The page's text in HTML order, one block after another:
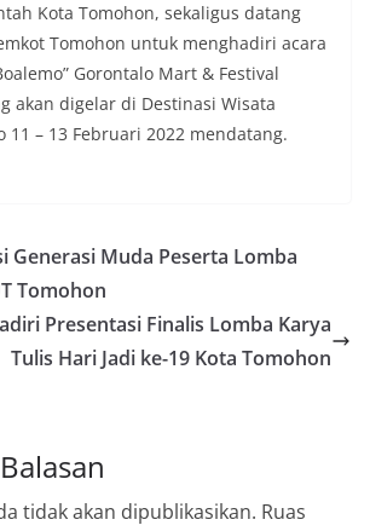
Kota Tomohon, sekaligus datang
Tomohon untuk menghadiri acara
Gorontalo Mart & Festival
akan digelar di Destinasi Wisata
11 – 13 Februari 2022 mendatang.
Generasi Muda Peserta Lomba
Tomohon
Presentasi Finalis Lomba Karya
Tulis Hari Jadi ke-19 Kota Tomohon
tidak akan dipublikasikan. Ruas